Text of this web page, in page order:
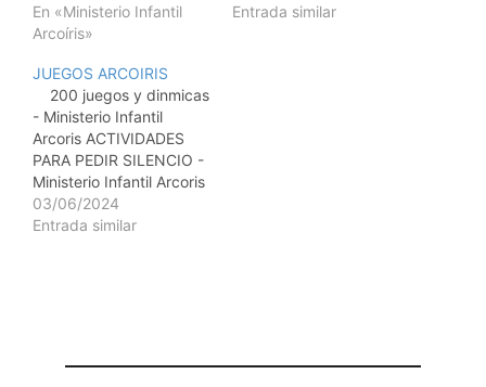
En «Ministerio Infantil
Arcoíris»
Entrada similar
JUEGOS ARCOIRIS
200 juegos y dinmicas
- Ministerio Infantil
Arcoris ACTIVIDADES
PARA PEDIR SILENCIO -
Ministerio Infantil Arcoris
COLECCIN Tcnicas y
Dinmicas - Ministerio
03/06/2024
Entrada similar